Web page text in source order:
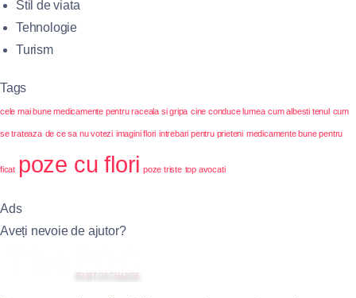
Stil de viata
Tehnologie
Turism
Tags
cele mai bune medicamente pentru raceala si gripa cine conduce lumea cum albesti tenul cum
se trateaza de ce sa nu votezi imagini flori intrebari pentru prieteni medicamente bune pentru
ficat poze cu flori poze triste top avocati
Ads
Aveți nevoie de ajutor?